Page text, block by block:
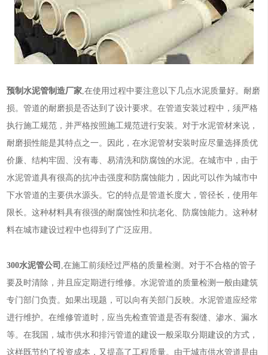
预制水泥管制造厂家,在使用过程中要注意以下几点水泥质量好。耐磨
损。管道的耐磨损是否达到了设计要求。在管道安装过程中，须严格
执行施工规范，并严格按照施工规范进行安装。对于水泥管材来说，
耐磨损性能是其特点之一。因此，在水泥管材安装时应尽量选择质优
价廉、结构牢固、没有毒、易清洗和防腐蚀的水泥。在城市中，由于
水泥管道具有很高的抗冲击强度和防腐蚀能力，因此可以作为城市中
下水管道的主要供水源头。它的特点是管道长度大，管径长，使用年
限长。这种材料具有很强的耐腐蚀性和抗老化、防腐蚀能力。这种材
料在城市建设过程中也得到了广泛应用。
300水泥管公司 ,在施工前须经过严格的质量检测。对于不合格的管子
要及时清除，并且应定期进行维修。水泥管道的质量检测一般由建筑
专门部门负责。如果出现题，可以向有关部门反映。水泥管道应经常
进行维护。在维修管道时，应当先检查管道是否有裂缝、渗水、漏水
等。在我国，城市供水和排污管道的建设一般采取分期建设的方式，
这样既节约了投资成本，又提高了工程质量。由于城市供水管道是由